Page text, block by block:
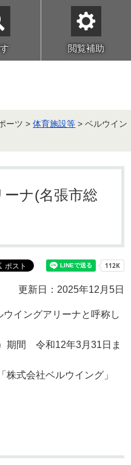
閲覧補助
ーツ >体育施設等 > ベルウイン
ナ(名張市総
更新日：2025年12月5日
イングアリーナと呼称し
期間 令和12年3月31日ま
株式会社ベルウイング」